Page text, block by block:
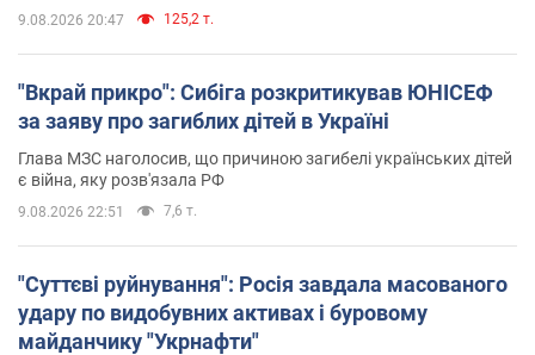
9.08.2026 20:47 125,2 т.
"Вкрай прикро": Сибіга розкритикував ЮНІСЕФ
за заяву про загиблих дітей в Україні
Глава МЗС наголосив, що причиною загибелі українських дітей
є війна, яку розв'язала РФ
9.08.2026 22:51 7,6 т.
"Суттєві руйнування": Росія завдала масованого
удару по видобувних активах і буровому
майданчику "Укрнафти"